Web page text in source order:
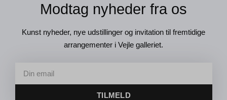
Modtag nyheder fra os
Kunst nyheder, nye udstillinger og invitation til fremtidige
arrangementer i Vejle galleriet.
TILMELD